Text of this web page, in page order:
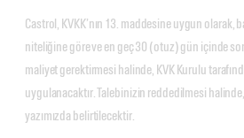
Castrol, KVKK’nın 13. maddesine uygun
niteliğine göre ve en geç 30 (otuz) gün içinde
maliyet gerektirmesi halinde, KVK Kurulu
uygulanacaktır. Talebinizin reddedilmesi
yazımızda belirtilecektir.